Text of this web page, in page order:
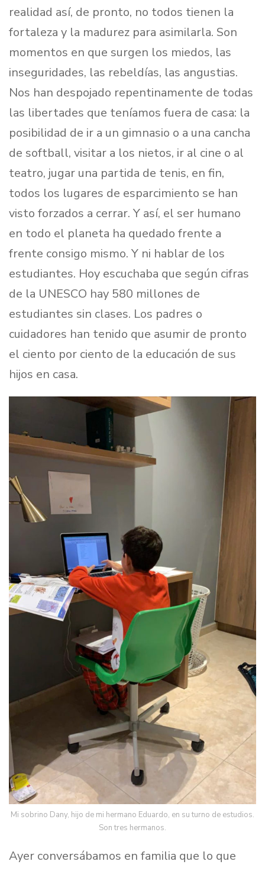
realidad así, de pronto, no todos tienen la
fortaleza y la madurez para asimilarla. Son
momentos en que surgen los miedos, las
inseguridades, las rebeldías, las angustias.
Nos han despojado repentinamente de todas
las libertades que teníamos fuera de casa: la
posibilidad de ir a un gimnasio o a una cancha
de softball, visitar a los nietos, ir al cine o al
teatro, jugar una partida de tenis, en fin,
todos los lugares de esparcimiento se han
visto forzados a cerrar. Y así, el ser humano
en todo el planeta ha quedado frente a
frente consigo mismo. Y ni hablar de los
estudiantes. Hoy escuchaba que según cifras
de la UNESCO hay 580 millones de
estudiantes sin clases. Los padres o
cuidadores han tenido que asumir de pronto
el ciento por ciento de la educación de sus
hijos en casa.
Mi sobrino Dany, hijo de mi hermano Eduardo, en su turno de estudios.
Son tres hermanos.
Ayer conversábamos en familia que lo que